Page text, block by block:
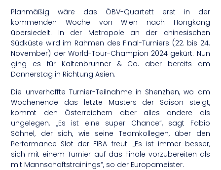
Planmäßig wäre das ÖBV-Quartett erst in der
kommenden Woche von Wien nach Hongkong
übersiedelt. In der Metropole an der chinesischen
Südküste wird im Rahmen des Final-Turniers (22. bis 24.
November) der World-Tour-Champion 2024 gekürt. Nun
ging es für Kaltenbrunner & Co. aber bereits am
Donnerstag in Richtung Asien.
Die unverhoffte Turnier-Teilnahme in Shenzhen, wo am
Wochenende das letzte Masters der Saison steigt,
kommt den Österreichern aber alles andere als
ungelegen. „Es ist eine super Chance“, sagt Fabio
Söhnel, der sich, wie seine Teamkollegen, über den
Performance Slot der FIBA freut. „Es ist immer besser,
sich mit einem Turnier auf das Finale vorzubereiten als
mit Mannschaftstrainings“, so der Europameister.